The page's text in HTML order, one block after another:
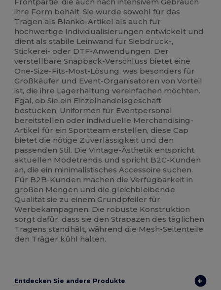
ihre Form behält. Sie wurde sowohl für das
Tragen als Blanko-Artikel als auch für
hochwertige Individualisierungen entwickelt und
dient als stabile Leinwand für Siebdruck-,
Stickerei- oder DTF-Anwendungen. Der
verstellbare Snapback-Verschluss bietet eine
One-Size-Fits-Most-Lösung, was besonders für
Großkäufer und Event-Organisatoren von Vorteil
ist, die ihre Lagerhaltung vereinfachen möchten.
Egal, ob Sie ein Einzelhandelsgeschäft
bestücken, Uniformen für Eventpersonal
bereitstellen oder individuelle Merchandising-
Artikel für ein Sportteam erstellen, diese Cap
bietet die nötige Zuverlässigkeit und den
passenden Stil. Die Vintage-Ästhetik entspricht
aktuellen Modetrends und spricht B2C-Kunden
an, die ein minimalistisches Accessoire suchen.
Für B2B-Kunden machen die Verfügbarkeit in
großen Mengen und die gleichbleibende
Qualität sie zu einem Grundpfeiler für
Werbekampagnen. Die robuste Konstruktion
sorgt dafür, dass sie den Strapazen des täglichen
Tragens standhält, während die Mesh-Seitenteile
den Träger kühl halten.
Entdecken Sie andere Produkte